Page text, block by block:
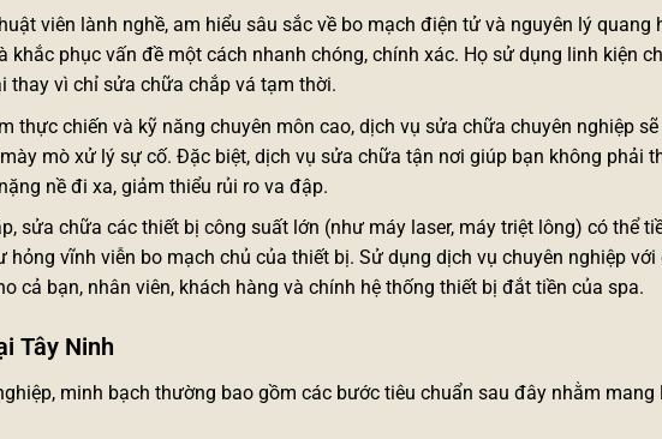
viên lành nghề, am hiểu sâu sắc về bo mạch điện tử và nguyên lý quang
khắc phục vấn đề một cách nhanh chóng, chính xác. Họ sử dụng linh kiện
thay vì chỉ sửa chữa chắp vá tạm thời.
thực chiến và kỹ năng chuyên môn cao, dịch vụ sửa chữa chuyên nghiệp
mò xử lý sự cố. Đặc biệt, dịch vụ sửa chữa tận nơi giúp bạn không phải
nề đi xa, giảm thiểu rủi ro va đập.
sửa chữa các thiết bị công suất lớn (như máy laser, máy triệt lông) có thể
hỏng vĩnh viễn bo mạch chủ của thiết bị. Sử dụng dịch vụ chuyên nghiệp
cả bạn, nhân viên, khách hàng và chính hệ thống thiết bị đắt tiền của spa.
Tây Ninh
minh bạch thường bao gồm các bước tiêu chuẩn sau đây nhằm